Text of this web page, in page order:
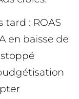
tard : ROAS
en baisse de